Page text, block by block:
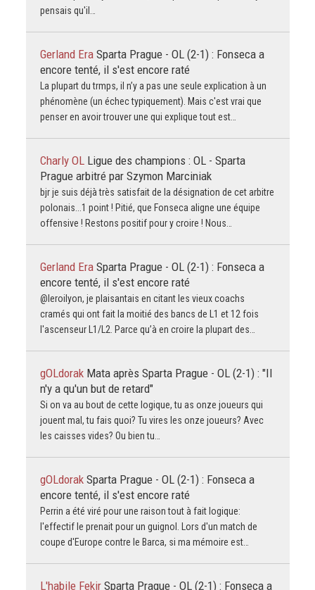
pensais qu'il…
Gerland Era Sparta Prague - OL (2-1) : Fonseca a
encore tenté, il s'est encore raté
La plupart du trmps, il n’y a pas une seule explication à un
phénomène (un échec typiquement). Mais c'est vrai que
penser en avoir trouver une qui explique tout est…
Charly OL Ligue des champions : OL - Sparta
Prague arbitré par Szymon Marciniak
bjr je suis déjà très satisfait de la désignation de cet arbitre
polonais...1 point ! Pitié, que Fonseca aligne une équipe
offensive ! Restons positif pour y croire ! Nous…
Gerland Era Sparta Prague - OL (2-1) : Fonseca a
encore tenté, il s'est encore raté
@leroilyon, je plaisantais en citant les vieux coachs
cramés qui ont fait la moitié des bancs de L1 et 12 fois
l'ascenseur L1/L2. Parce qu’à en croire la plupart des…
gOLdorak Mata après Sparta Prague - OL (2-1) : "Il
n'y a qu'un but de retard"
Si on va au bout de cette logique, tu as onze joueurs qui
jouent mal, tu fais quoi? Tu vires les onze joueurs? Avec
les caisses vides? Ou bien tu…
gOLdorak Sparta Prague - OL (2-1) : Fonseca a
encore tenté, il s'est encore raté
Perrin a été viré pour une raison tout à fait logique:
l'effectif le prenait pour un guignol. Lors d'un match de
coupe d'Europe contre le Barca, si ma mémoire est…
L'habile Fekir Sparta Prague - OL (2-1) : Fonseca a